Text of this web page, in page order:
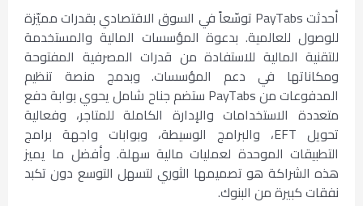
أحدثت PayTabs توسّعاً في السوق الاقتصادي بقدرات مميّزة
للوصول للعالمية. بدعوة المؤسسات المالية والمستخدمة
للتقنية المالية للاستفادة من قدرات المصرفية المفتوحة
ومكاناتها في دعم المؤسسات. وبدمج منصة تنظيم
المدفوعات من PayTabs ستضم جناح شامل يحوي بوابة دفع
متعددة الاستخدامات والإدارة الكاملة للمتاجر، وفعالية
تحويل EFT، والبرامج الوسيطة، وبوابات واجهة برامج
التطبيقات الموحدة لعمليات مالية سهلة. وأفضل ما يميز
هذه الشراكة هو تصميمها الثوري لتسهل التوسع دون تكبد
نفقات كبيرة من البنوك.